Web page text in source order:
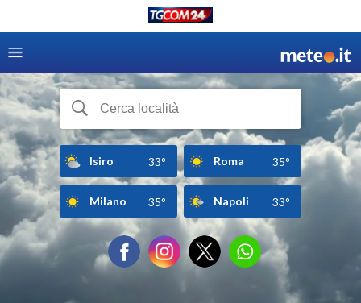
Isiro 33° Roma 35°
Milano 35° Napoli 33°